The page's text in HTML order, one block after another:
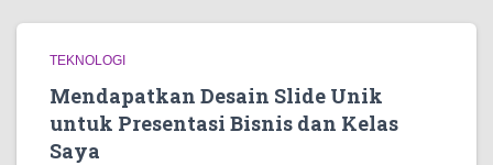
TEKNOLOGI
Mendapatkan Desain Slide Unik
untuk Presentasi Bisnis dan Kelas
Saya